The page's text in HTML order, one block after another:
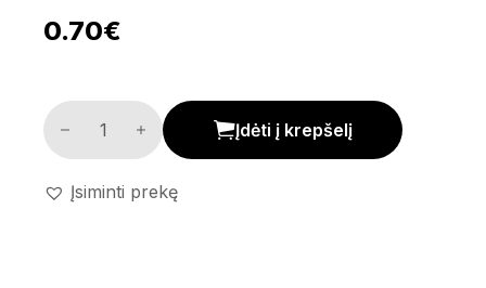
0.70€
Plastikinis dubuo 'Frozen' kiekis
Įdėti į krepšelį
Įsiminti prekę